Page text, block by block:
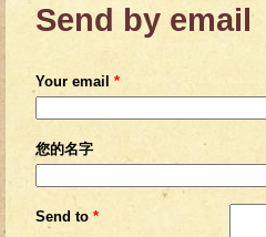
Send by email
Your email *
您的名字
Send to *